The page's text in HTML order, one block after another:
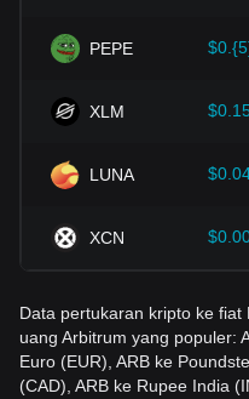
menyesuaikan strategi
berkembang.
PEPE
XLM
LUNA
XCN
Data pertukaran kripto ke
uang Arbitrum yang populer:
Euro (EUR), ARB ke
(CAD), ARB ke Rupee India